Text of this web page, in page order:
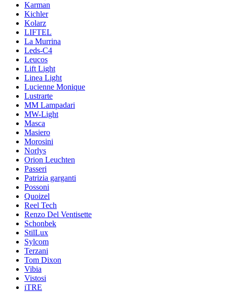
Karman
Kichler
Kolarz
LIFTEL
La Murrina
Leds-C4
Leucos
Lift Light
Linea Light
Lucienne Monique
Lustrarte
MM Lampadari
MW-Light
Masca
Masiero
Morosini
Norlys
Orion Leuchten
Passeri
Patrizia garganti
Possoni
Quoizel
Reel Tech
Renzo Del Ventisette
Schonbek
StilLux
Sylcom
Terzani
Tom Dixon
Vibia
Vistosi
iTRE